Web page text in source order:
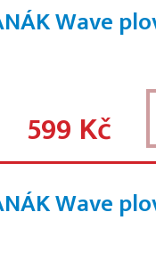
Wave
599 Kč
Wave